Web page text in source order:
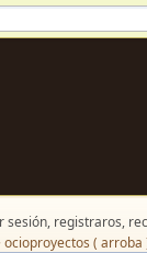
registraros,
ocioproyectos ( arroba